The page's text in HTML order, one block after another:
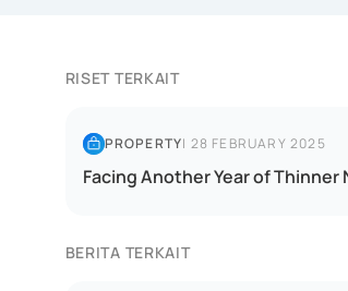
RISET TERKAIT
PROPERTY| 28 FEBRUARY 2025
Facing Another Year of Thinner
BERITA TERKAIT